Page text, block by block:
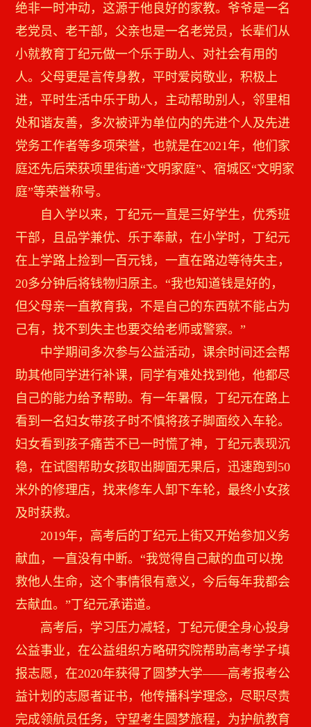
绝非一时冲动，这源于他良好的家教。爷爷是一名
老党员、老干部，父亲也是一名老党员，长辈们从
小就教育丁纪元做一个乐于助人、对社会有用的
人。父母更是言传身教，平时爱岗敬业，积极上
进，平时生活中乐于助人，主动帮助别人，邻里相
处和谐友善，多次被评为单位内的先进个人及先进
党务工作者等多项荣誉，也就是在2021年，他们家
庭还先后荣获项里街道“文明家庭”、宿城区“文明家
庭”等荣誉称号。
自入学以来，丁纪元一直是三好学生，优秀班
干部，且品学兼优、乐于奉献，在小学时，丁纪元
在上学路上捡到一百元钱，一直在路边等待失主，
20多分钟后将钱物归原主。“我也知道钱是好的，
但父母亲一直教育我，不是自己的东西就不能占为
己有，找不到失主也要交给老师或警察。”
中学期间多次参与公益活动，课余时间还会帮
助其他同学进行补课，同学有难处找到他，他都尽
自己的能力给予帮助。有一年暑假，丁纪元在路上
看到一名妇女带孩子时不慎将孩子脚面绞入车轮。
妇女看到孩子痛苦不已一时慌了神，丁纪元表现沉
稳，在试图帮助女孩取出脚面无果后，迅速跑到50
米外的修理店，找来修车人卸下车轮，最终小女孩
及时获救。
2019年，高考后的丁纪元上街又开始参加义务
献血，一直没有中断。“我觉得自己献的血可以挽
救他人生命，这个事情很有意义，今后每年我都会
去献血。”丁纪元承诺道。
高考后，学习压力减轻，丁纪元便全身心投身
公益事业，在公益组织方略研究院帮助高考学子填
报志愿，在2020年获得了圆梦大学——高考报考公
益计划的志愿者证书，他传播科学理念，尽职尽责
完成领航员任务，守望考生圆梦旅程，为护航教育